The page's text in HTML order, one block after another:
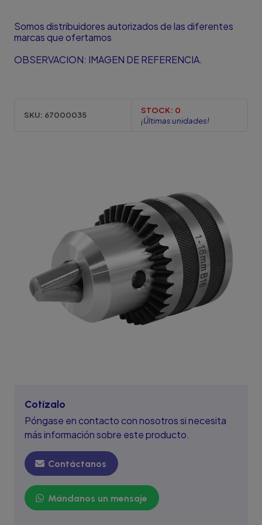
Somos distribuidores autorizados de las diferentes
marcas que ofertamos
OBSERVACION: IMAGEN DE REFERENCIA.
SKU: 67000035 STOCK: 0
¡Últimas unidades!
Cotízalo
Póngase en contacto con nosotros si necesita
más información sobre este producto.
Contáctanos
Mándanos un mensaje